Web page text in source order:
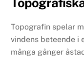
Topografin spelar
vindens beteende i
många gånger